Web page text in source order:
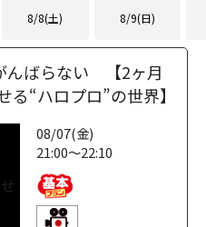
8/8(土) 8/9(日)
んばらない 【2ヶ月
る“ハロプロ”の世界】
08/07(金)
21:00～22:10